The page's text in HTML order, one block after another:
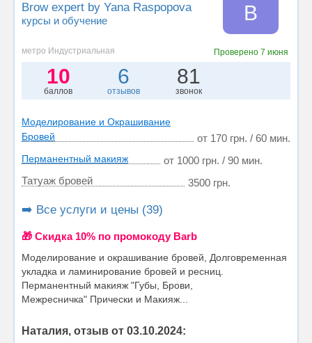
Brow expert by Yana Raspopova
курсы и обучение B
метро Индустриальная Проверено 7 июня
10
баллов
6
отзывов
81
звонок
Моделирование и Окрашивание
Бровей
от 170 грн. / 60 мин.
Перманентный макияж
от 1000 грн. / 90 мин.
Татуаж бровей
3500 грн.
➡️ Все услуги и цены (39)
🎁 Cкидка 10% по промокоду Barb
Моделирование и окрашивание бровей, Долговременная
укладка и ламинирование бровей и ресниц.
Перманентный макияж "Губы, Брови,
Межресничка" Прически и Макияж...
Наталия, отзыв от 03.10.2024: